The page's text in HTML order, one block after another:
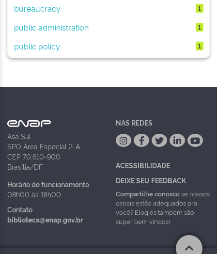
bureaucracy 1
public administration 1
public policy 1
Asa Sul
SPO Área Especial 2-A
CEP 70.610-900
Brasília/DF
Horário de funcionamento
08h00 às 18h00
Contato
biblioteca@enap.gov.br
NAS REDES
ACESSIBILIDADE
DEIXE SEU FEEDBACK
Compartilhe conoscose nossos
canais estão adequados pra
você? Elogios também são
super bem vindos!